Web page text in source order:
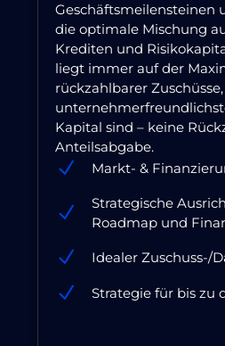
Geschäftsmeilensteinen
die optimale Mischung
Krediten und
liegt immer auf der
rückzahlbarer
Kapital sind – keine
Anteilsabgabe.
Markt- &
Strategische
Roadmap und
Idealer Zuschuss-/
Strategie für bis zu